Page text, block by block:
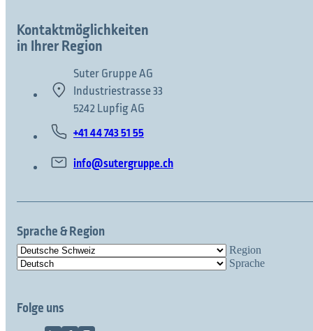
Kontaktmöglichkeiten
in Ihrer Region
Suter Gruppe AG
Industriestrasse 33
5242 Lupfig AG
+41 44 743 51 55
info@sutergruppe.ch
Sprache & Region
Region
Sprache
Folge uns